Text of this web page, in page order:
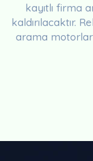
kayıtlı firma
kaldırılacaktır.
arama